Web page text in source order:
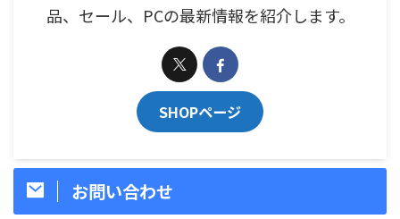
品、セール、PCの最新情報を紹介します。
SHOPページ
お問い合わせ